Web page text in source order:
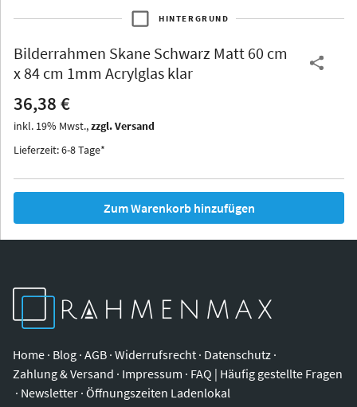
Iowa
HINTERGRUND
Bilderrahmen Skane Schwarz Matt 60 cm
x 84 cm 1mm Acrylglas klar
36,38 €
inkl. 19% Mwst.,zzgl. Versand
Lieferzeit: 6-8 Tage*
Zum Warenkorb hinzufügen
Home · Blog · AGB · Widerrufsrecht · Datenschutz ·
Zahlung & Versand · Impressum · FAQ | Häufig gestellte Fragen
· Newsletter · Öffnungszeiten Ladenlokal